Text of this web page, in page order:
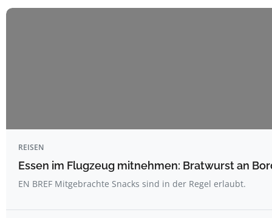
REISEN
Essen im Flugzeug mitnehmen: Bratwurst an
EN BREF Mitgebrachte Snacks sind in der Regel erlaubt.